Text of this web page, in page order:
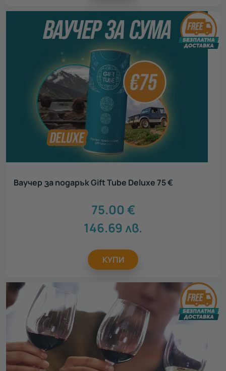
Ваучер за подарък Gift Tube Deluxe 75 €
75.00 €
146.69 лв.
КУПИ